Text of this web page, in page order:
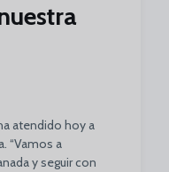
atendido hoy a
“Vamos a
y seguir con